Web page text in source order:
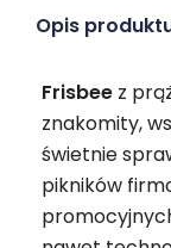
Opis
Frisbee z
znakomity,
świetnie
pikników